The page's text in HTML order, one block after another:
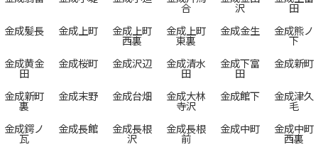
合 沢
田
金成髪長
金成上町 金成上町
西裏
金成上町
東裏
金成金生 金成熊ノ
下
金成黄金
田
金成桜町 金成沢辺 金成清水
田
金成下富
田
金成新町
金成新町
裏
金成末野 金成台畑 金成大林
寺沢
金成館下 金成津久
毛
金成鍔ノ
瓦
金成長館 金成長根
沢
金成長根
前
金成中町 金成中町
西裏